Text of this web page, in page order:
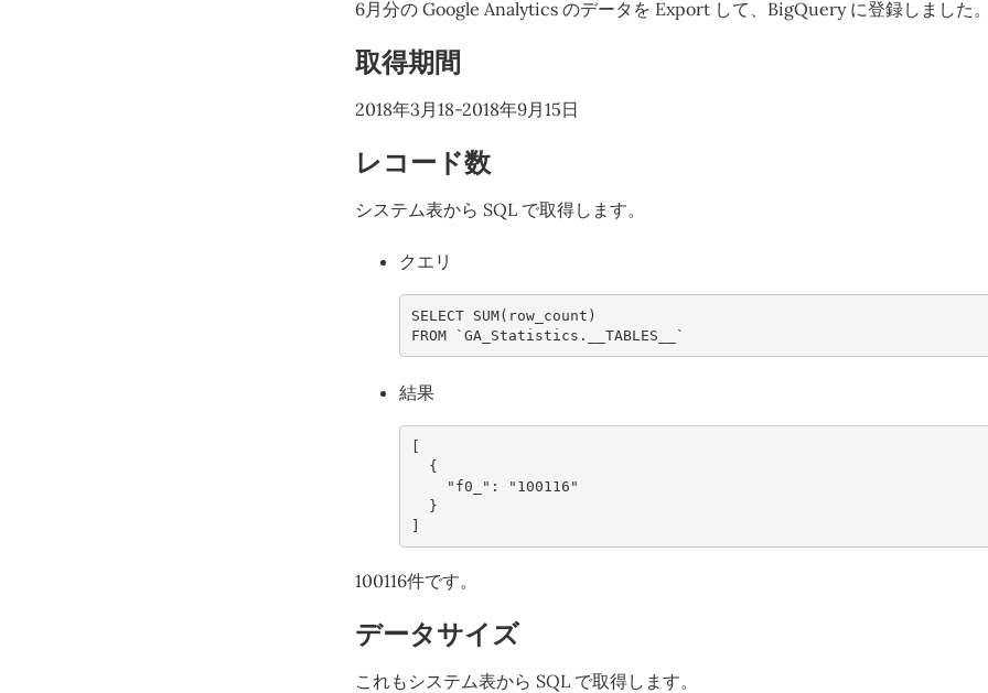
6月分の Google Analytics のデータを Export して、BigQuery に登録しました
取得期間
2018年3月18-2018年9月15日
レコード数
システム表から SQL で取得します。
クエリ
SELECT SUM( row_count )
FROM
` GA_Statistics . __TABLES__ `
結果
[
{
"f0_" :
"100116"
}
]
100116件です。
データサイズ
これもシステム表から SQL で取得します。